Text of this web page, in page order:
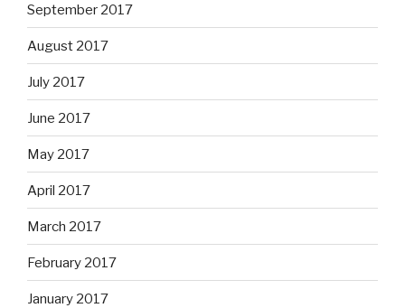
September 2017
August 2017
July 2017
June 2017
May 2017
April 2017
March 2017
February 2017
January 2017